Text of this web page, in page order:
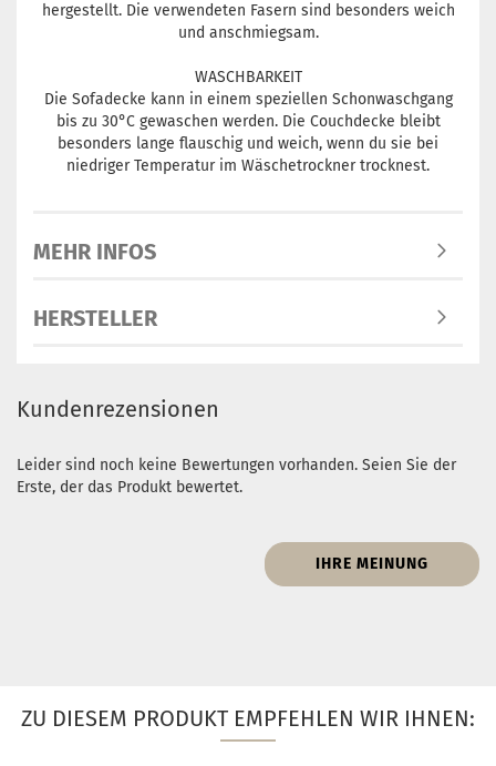
hergestellt. Die verwendeten Fasern sind besonders weich
und anschmiegsam.
WASCHBARKEIT
Die Sofadecke kann in einem speziellen Schonwaschgang
bis zu 30°C gewaschen werden. Die Couchdecke bleibt
besonders lange flauschig und weich, wenn du sie bei
niedriger Temperatur im Wäschetrockner trocknest.
MEHR INFOS
HERSTELLER
Kundenrezensionen
Leider sind noch keine Bewertungen vorhanden. Seien Sie der
Erste, der das Produkt bewertet.
IHRE MEINUNG
ZU DIESEM PRODUKT EMPFEHLEN WIR IHNEN: